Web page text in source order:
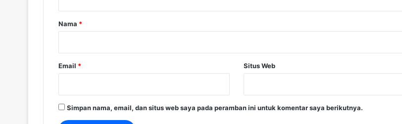
rNama *
Email * Situs Web
Simpan nama, email, dan situs web saya pada peramban ini untuk komentar saya berikutnya.